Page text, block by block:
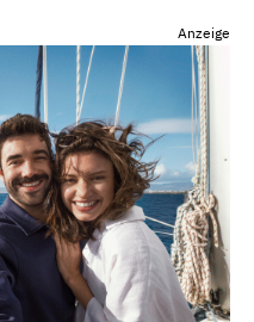
Anzeige